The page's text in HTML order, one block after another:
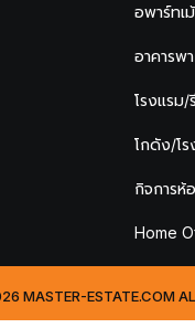
อพาร์ทเ
อาคารพ
โรงแรม/
โกดัง/โร
กิจการห้
Home
MASTER-ESTATE.COM